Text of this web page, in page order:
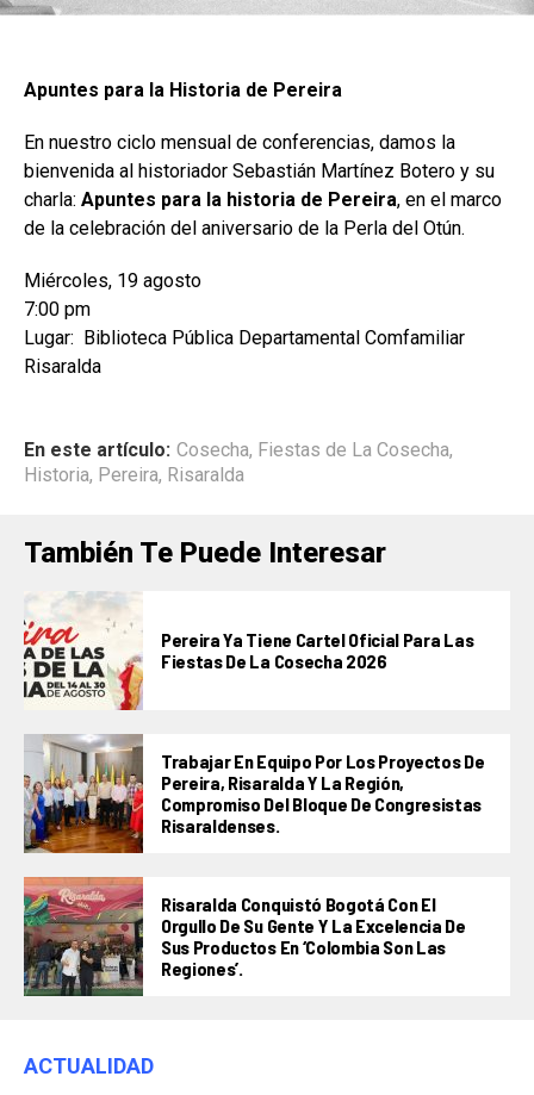
Apuntes para la Historia de Pereira
En nuestro ciclo mensual de conferencias, damos la
bienvenida al historiador Sebastián Martínez Botero y su
charla: Apuntes para la historia de Pereira, en el marco
de la celebración del aniversario de la Perla del Otún.
Miércoles, 19 agosto
7:00 pm
Lugar: Biblioteca Pública Departamental Comfamiliar
Risaralda
En este artículo: Cosecha, Fiestas de La Cosecha,
Historia, Pereira, Risaralda
También Te Puede Interesar
Pereira Ya Tiene Cartel Oficial Para Las
Fiestas De La Cosecha 2026
Trabajar En Equipo Por Los Proyectos De
Pereira, Risaralda Y La Región,
Compromiso Del Bloque De Congresistas
Risaraldenses.
Risaralda Conquistó Bogotá Con El
Orgullo De Su Gente Y La Excelencia De
Sus Productos En ‘Colombia Son Las
Regiones’.
ACTUALIDAD